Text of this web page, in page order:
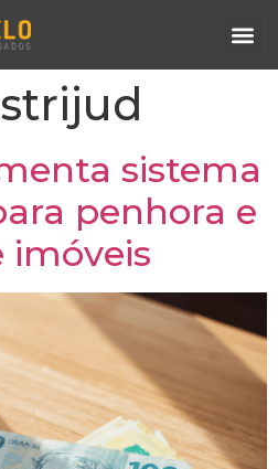
sistema
penhora e
imóveis